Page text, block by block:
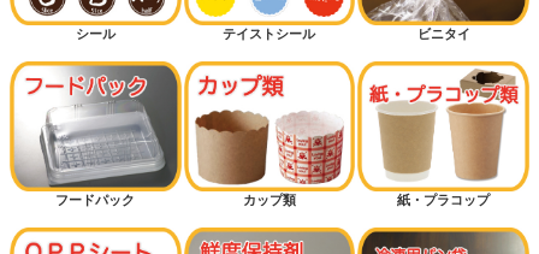
シール テイストシール ビニタイ
フードパック カップ類 紙・プラコップ